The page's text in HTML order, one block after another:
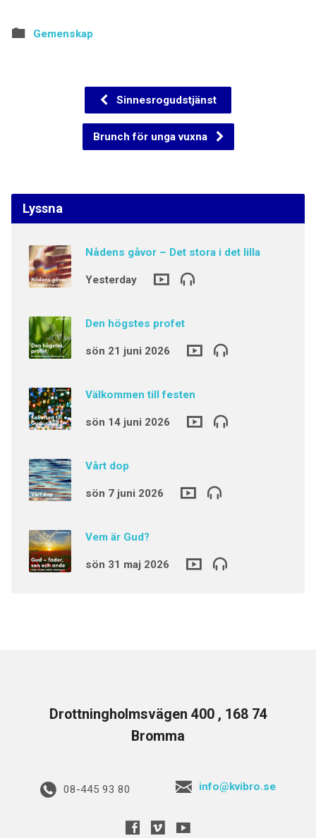
Gemenskap
Sinnesrogudstjänst
Brunch för unga vuxna
Lyssna
Nådens gåvor – Det stora i det lilla
Yesterday
Den högstes profet
sön 21 juni 2026
Välkommen till festen
sön 14 juni 2026
Vårt dop
sön 7 juni 2026
Vem är Gud?
sön 31 maj 2026
Drottningholmsvägen 400 , 168 74
Bromma
08-445 93 80 info@kvibro.se